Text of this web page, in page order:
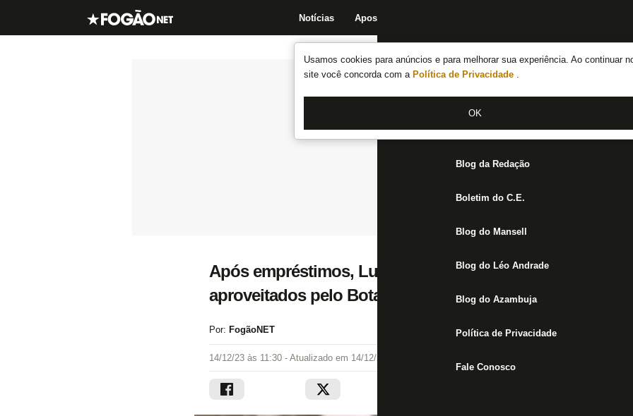
Usamos cookies para anúncios e para melhorar sua experiência. Ao continuar
site você concorda com a Política de Privacidade .
OK
Notícias Apostas
Notícias do Botafogo
Fórum
Jogos
Blog da Redação
Boletim do C.E.
Blog do Mansell
Blog do Léo Andrade
Blog do Azambuja
Política de Privacidade
Fale Conosco
Após empréstimos, Luís Oyama, Chay e Breno não
aproveitados pelo Botafogo
Por: FogãoNET
14/12/23 às 11:30 - Atualizado em 14/12/23 às 11:30